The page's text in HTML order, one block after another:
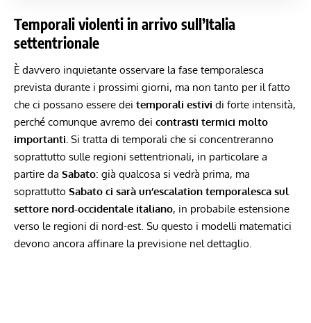
Temporali violenti in arrivo sull’Italia
settentrionale
È davvero inquietante osservare la fase temporalesca
prevista durante i prossimi giorni, ma non tanto per il fatto
che ci possano essere dei temporali estivi di forte intensità,
perché comunque avremo dei contrasti termici molto
importanti. Si tratta di temporali che si concentreranno
soprattutto sulle regioni settentrionali, in particolare a
partire da Sabato: già qualcosa si vedrà prima, ma
soprattutto Sabato ci sarà un’escalation temporalesca sul
settore nord-occidentale italiano, in probabile estensione
verso le regioni di nord-est. Su questo i modelli matematici
devono ancora affinare la previsione nel dettaglio.